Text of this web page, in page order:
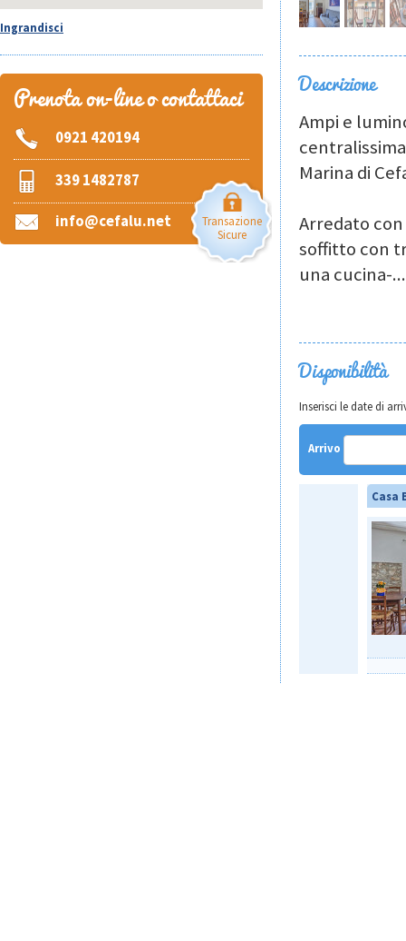
Ingrandisci
Prenota on-line o contattaci
0921 420194
339 1482787
info@cefalu.net
Transazione
Sicure
Descrizione
Ampi e
Marina di
Arredato
soffitto con
una cucina-...
Disponibilità
Inserisci le date di
Arrivo
Casa